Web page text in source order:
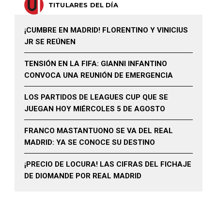
TITULARES DEL DÍA
¡CUMBRE EN MADRID! FLORENTINO Y VINICIUS
JR SE REÚNEN
TENSIÓN EN LA FIFA: GIANNI INFANTINO
CONVOCA UNA REUNIÓN DE EMERGENCIA
LOS PARTIDOS DE LEAGUES CUP QUE SE
JUEGAN HOY MIÉRCOLES 5 DE AGOSTO
FRANCO MASTANTUONO SE VA DEL REAL
MADRID: YA SE CONOCE SU DESTINO
¡PRECIO DE LOCURA! LAS CIFRAS DEL FICHAJE
DE DIOMANDE POR REAL MADRID